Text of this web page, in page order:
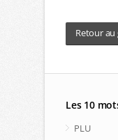
Retour au
Les 10
PLU